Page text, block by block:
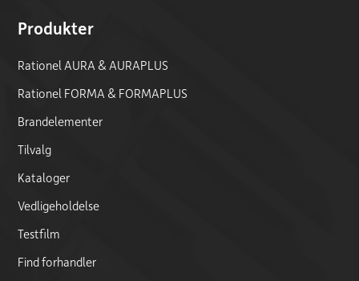
Produkter
Rationel AURA & AURAPLUS
Rationel FORMA & FORMAPLUS
Brandelementer
Tilvalg
Kataloger
Vedligeholdelse
Testfilm
Find forhandler